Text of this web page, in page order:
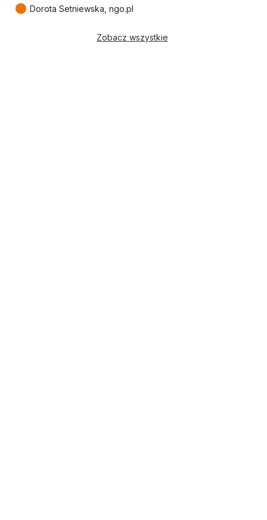
● Dorota Setniewska, ngo.pl
Zobacz wszystkie